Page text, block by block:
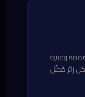
ومبنية
زائر مُحلَّل